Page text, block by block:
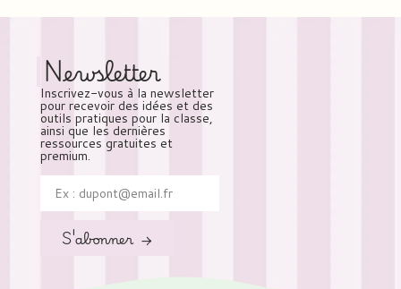
Newsletter
Inscrivez-vous à la newsletter
pour recevoir des idées et des
outils pratiques pour la classe,
ainsi que les dernières
ressources gratuites et
premium.
S'abonner →